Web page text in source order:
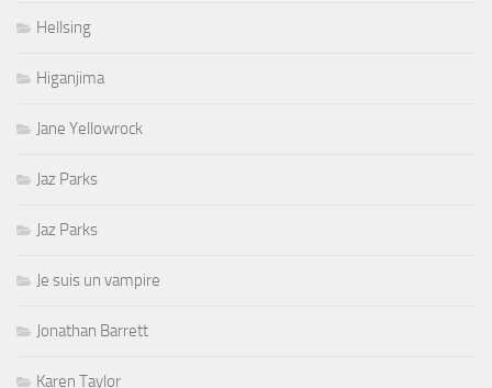
Hellsing
Higanjima
Jane Yellowrock
Jaz Parks
Jaz Parks
Je suis un vampire
Jonathan Barrett
Karen Taylor